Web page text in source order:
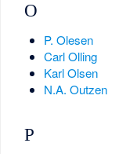
O
P. Olesen
Carl Olling
Karl Olsen
N.A. Outzen
P